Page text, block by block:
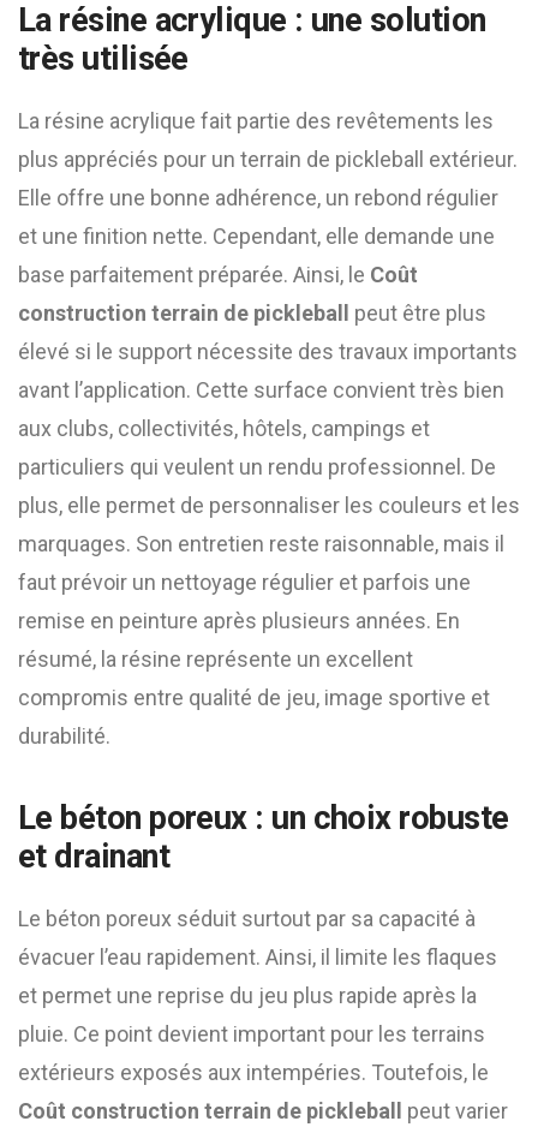
La résine acrylique : une solution
très utilisée
La résine acrylique fait partie des revêtements les
plus appréciés pour un terrain de pickleball extérieur.
Elle offre une bonne adhérence, un rebond régulier
et une finition nette. Cependant, elle demande une
base parfaitement préparée. Ainsi, le Coût
construction terrain de pickleball
peut être plus
élevé si le support nécessite des travaux importants
avant l’application. Cette surface convient très bien
aux clubs, collectivités, hôtels, campings et
particuliers qui veulent un rendu professionnel. De
plus, elle permet de personnaliser les couleurs et les
marquages. Son entretien reste raisonnable, mais il
faut prévoir un nettoyage régulier et parfois une
remise en peinture après plusieurs années. En
résumé, la résine représente un excellent
compromis entre qualité de jeu, image sportive et
durabilité.
Le béton poreux : un choix robuste
et drainant
Le béton poreux séduit surtout par sa capacité à
évacuer l’eau rapidement. Ainsi, il limite les flaques
et permet une reprise du jeu plus rapide après la
pluie. Ce point devient important pour les terrains
extérieurs exposés aux intempéries. Toutefois, le
Coût construction terrain de pickleball
peut varier